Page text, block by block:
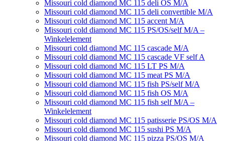
Missouri cold diamond MC 115 deli OS M/A
Missouri cold diamond MC 115 deli convertible M/A
Missouri cold diamond MC 115 accent M/A
Missouri cold diamond MC 115 PS/OS/self M/A –
Winkelelement
Missouri cold diamond MC 115 cascade M/A
Missouri cold diamond MC 115 cascade VF self A
Missouri cold diamond MC 115 LT PS M/A
Missouri cold diamond MC 115 meat PS M/A
Missouri cold diamond MC 115 fish PS/self M/A
Missouri cold diamond MC 115 fish OS M/A
Missouri cold diamond MC 115 fish self M/A –
Winkelelement
Missouri cold diamond MC 115 patisserie PS/OS M/A
Missouri cold diamond MC 115 sushi PS M/А
Missouri cold diamond MC 115 pizza PS/OS M/A